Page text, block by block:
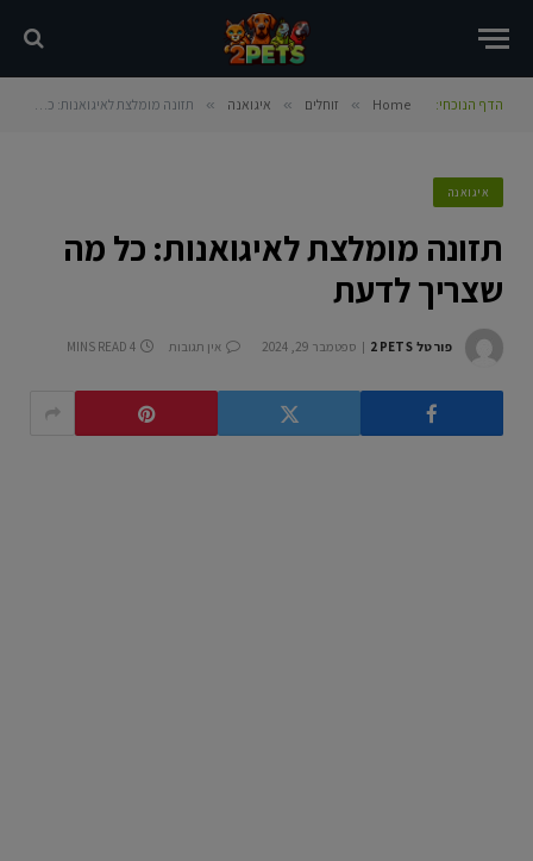
הדף הנוכחי: Home
» זוחלים » איגואנה » תזונה מומלצת לאיגואנות: כל מה שצריך לדעת
איגואנה
תזונה מומלצת לאיגואנות: כל מה
שצריך לדעת
פורטל 2PETS ספטמבר 29, 2024 אין תגובות 4 MINS READ